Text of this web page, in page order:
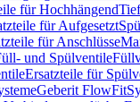
für Hochhängend
für Aufgesetzt
für Anschlüsse
und Spülventile
Ersatzteile für
Geberit FlowFit